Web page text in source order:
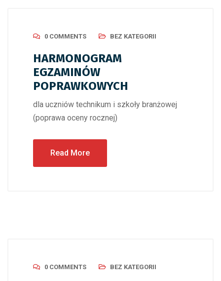
0 COMMENTS BEZ KATEGORII
HARMONOGRAM
EGZAMINÓW
POPRAWKOWYCH
dla uczniów technikum i szkoły branżowej
(poprawa oceny rocznej)
Read More
0 COMMENTS BEZ KATEGORII